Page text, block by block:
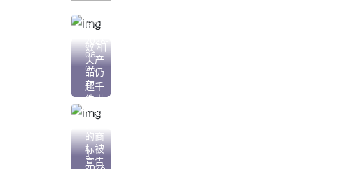
商标”
效 相
关产
品仍
在
05-
06
超千
件带
有欺
的商
标被
宣告